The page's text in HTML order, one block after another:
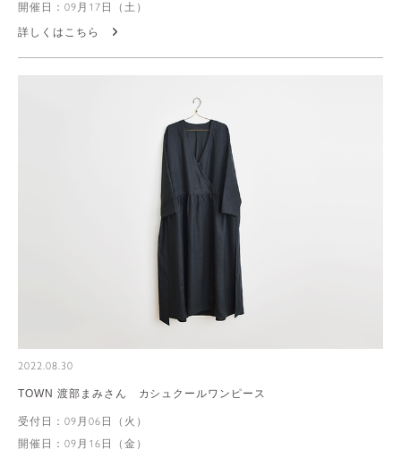
開催日：09月17日（土）
詳しくはこちら
2022.08.30
TOWN 渡部まみさん カシュクールワンピース
受付日：09月06日（火）
開催日：09月16日（金）